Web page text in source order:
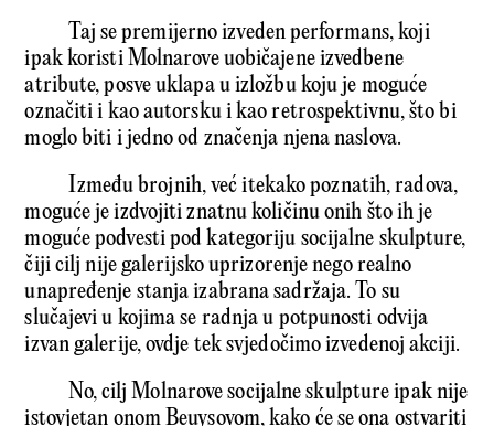
Taj se premijerno izveden performans, koji
ipak koristi Molnarove uobičajene izvedbene
atribute, posve uklapa u izložbu koju je moguće
označiti i kao autorsku i kao retrospektivnu, što bi
moglo biti i jedno od značenja njena naslova.
Između brojnih, već itekako poznatih, radova,
moguće je izdvojiti znatnu količinu onih što ih je
moguće podvesti pod kategoriju socijalne skulpture,
čiji cilj nije galerijsko uprizorenje nego realno
unapređenje stanja izabrana sadržaja. To su
slučajevi u kojima se radnja u potpunosti odvija
izvan galerije, ovdje tek svjedočimo izvedenoj akciji.
No, cilj Molnarove socijalne skulpture ipak nije
istovjetan onom Beuysovom, kako će se ona ostvariti